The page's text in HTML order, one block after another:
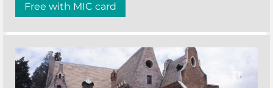
Free with MIC card